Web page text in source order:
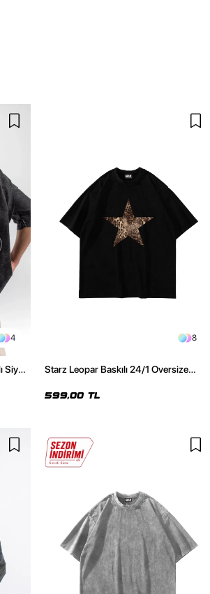
4
Siyah
8
Starz Leopar Baskılı 24/1 Oversize
599,00 TL